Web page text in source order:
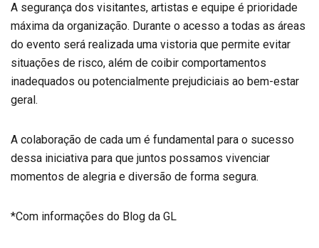
A segurança dos visitantes, artistas e equipe é prioridade
máxima da organização. Durante o acesso a todas as áreas
do evento será realizada uma vistoria que permite evitar
situações de risco, além de coibir comportamentos
inadequados ou potencialmente prejudiciais ao bem-estar
geral.
A colaboração de cada um é fundamental para o sucesso
dessa iniciativa para que juntos possamos vivenciar
momentos de alegria e diversão de forma segura.
*Com informações do Blog da GL